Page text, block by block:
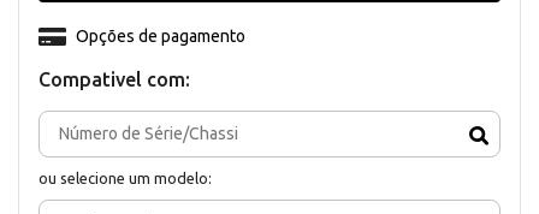
Compativel com:
ou selecione um modelo:
Opções de pagamento